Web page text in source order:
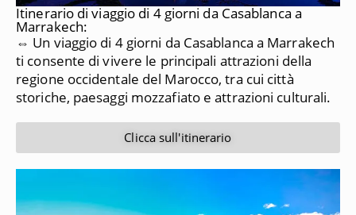
Itinerario di viaggio di 4 giorni da Casablanca a
Marrakech:
⇔ Un viaggio di 4 giorni da Casablanca a Marrakech
ti consente di vivere le principali attrazioni della
regione occidentale del Marocco, tra cui città
storiche, paesaggi mozzafiato e attrazioni culturali.
Clicca sull'itinerario